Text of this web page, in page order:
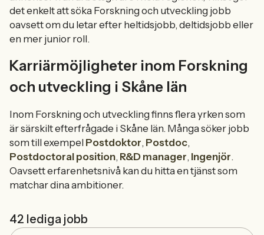
det enkelt att söka Forskning och utveckling jobb
oavsett om du letar efter heltidsjobb, deltidsjobb eller
en mer junior roll.
Karriärmöjligheter inom Forskning
och utveckling i Skåne län
Inom Forskning och utveckling finns flera yrken som
är särskilt efterfrågade i Skåne län. Många söker jobb
som till exempel Postdoktor, Postdoc,
Postdoctoral position, R&D manager, Ingenjör.
Oavsett erfarenhetsnivå kan du hitta en tjänst som
matchar dina ambitioner.
42 lediga jobb